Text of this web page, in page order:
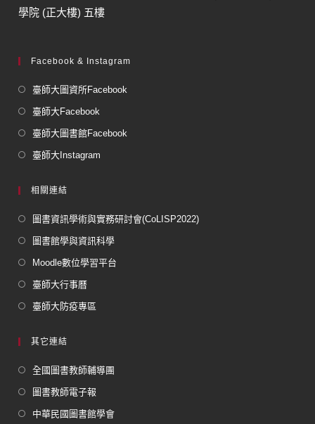
學院 (正大樓) 五樓
Facebook & Instagram
臺師大圖資所Facebook
臺師大Facebook
臺師大圖書館Facebook
臺師大Instagram
相關連結
圖書資訊學術與實務研討會(CoLISP2022)
圖書館學與資訊科學
Moodle數位學習平台
臺師大行事曆
臺師大防疫專區
其它連結
全國圖書教師輔導團
圖書教師電子報
中華民國圖書館學會